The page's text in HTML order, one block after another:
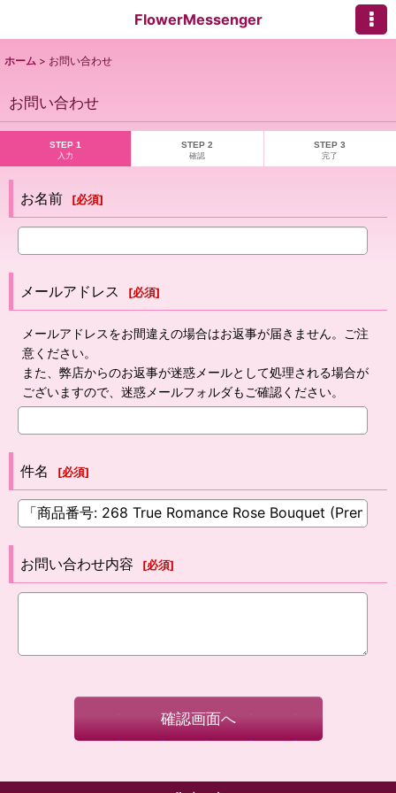
FlowerMessenger
ホーム > お問い合わせ
お問い合わせ
STEP 1
入力
STEP 2
確認
STEP 3
完了
お名前 [必須]
メールアドレス [必須]
メールアドレスをお間違えの場合はお返事が届きません。ご注
意ください。
また、弊店からのお返事が迷惑メールとして処理される場合が
ございますので、迷惑メールフォルダもご確認ください。
件名 [必須]
お問い合わせ内容 [必須]
確認画面へ